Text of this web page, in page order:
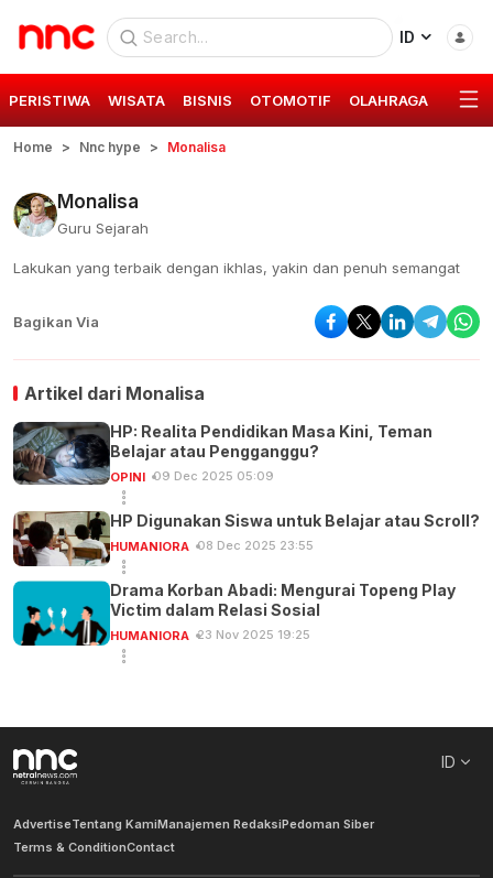
ID
PERISTIWA WISATA BISNIS OTOMOTIF OLAHRAGA GAYA
Home Nnc hype Monalisa
Monalisa
Guru Sejarah
Lakukan yang terbaik dengan ikhlas, yakin dan penuh semangat
Bagikan Via
Artikel dari Monalisa
HP: Realita Pendidikan Masa Kini, Teman
Belajar atau Pengganggu?
OPINI 09 Dec 2025 05:09
HP Digunakan Siswa untuk Belajar atau Scroll?
HUMANIORA 08 Dec 2025 23:55
Drama Korban Abadi: Mengurai Topeng Play
Victim dalam Relasi Sosial
HUMANIORA 23 Nov 2025 19:25
ID
AdvertiseTentang KamiManajemen RedaksiPedoman Siber
Terms & ConditionContact